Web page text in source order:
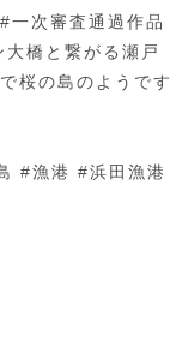
一次審査通過作品
橋と繋がる瀬戸
桜の島のようです
#漁港 #浜田漁港